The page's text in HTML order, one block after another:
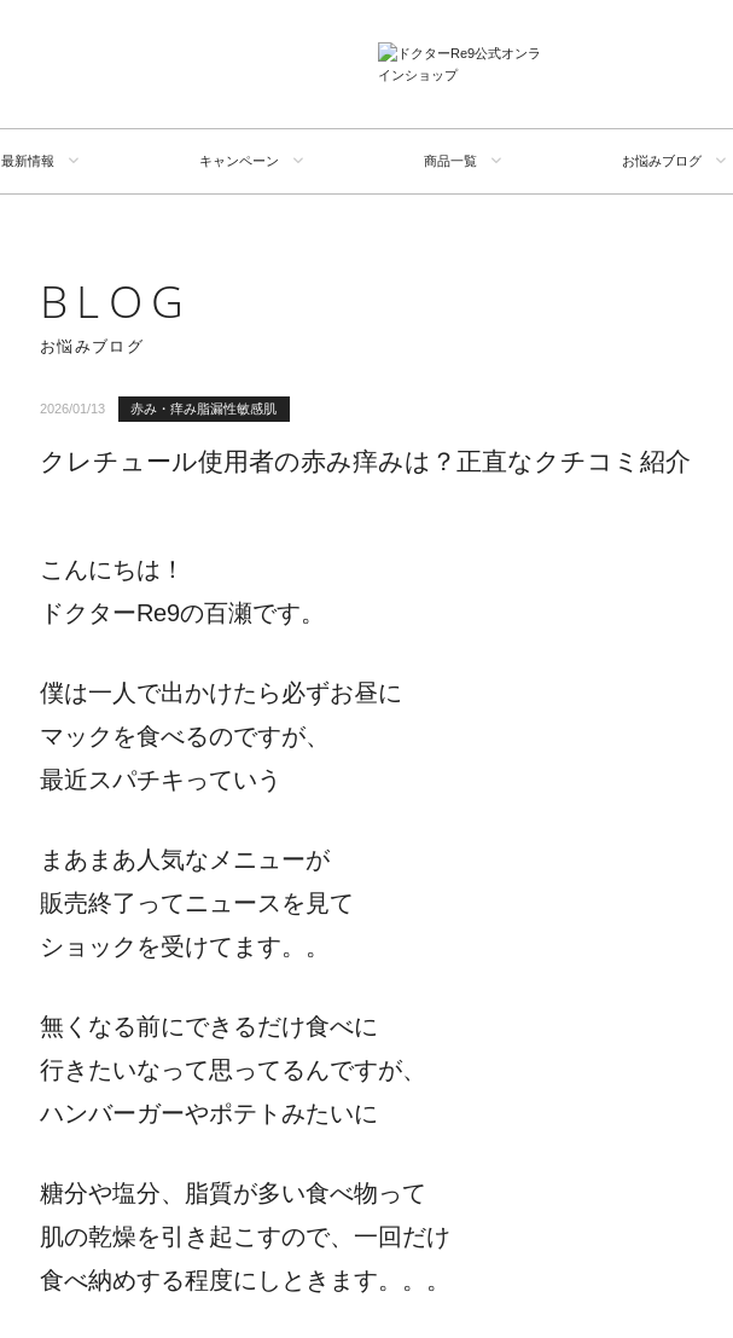
最新情報 キャンペーン 商品一覧 お悩みブログ
BLOG
お悩みブログ
2026/01/13 赤み・痒み脂漏性敏感肌
クレチュール使用者の赤み痒みは？正直なクチコミ紹介
こんにちは！
ドクターRe9の百瀬です。
僕は一人で出かけたら必ずお昼に
マックを食べるのですが、
最近スパチキっていう
まあまあ人気なメニューが
販売終了ってニュースを見て
ショックを受けてます。。
無くなる前にできるだけ食べに
行きたいなって思ってるんですが、
ハンバーガーやポテトみたいに
糖分や塩分、脂質が多い食べ物って
肌の乾燥を引き起こすので、一回だけ
食べ納めする程度にしときます。。。